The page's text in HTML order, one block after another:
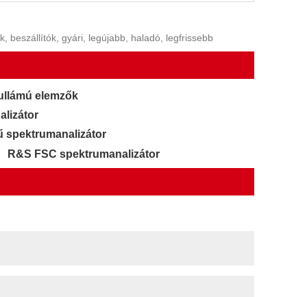
beszállítók, gyári, legújabb, haladó, legfrissebb
elemzők
spektrumanalizátor
R&S FSC spektrumanalizátor